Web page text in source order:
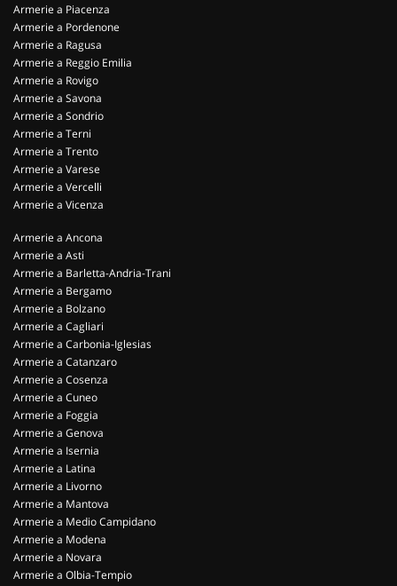
Armerie a Piacenza
Armerie a Pordenone
Armerie a Ragusa
Armerie a Reggio Emilia
Armerie a Rovigo
Armerie a Savona
Armerie a Sondrio
Armerie a Terni
Armerie a Trento
Armerie a Varese
Armerie a Vercelli
Armerie a Vicenza
Armerie a Ancona
Armerie a Asti
Armerie a Barletta-Andria-Trani
Armerie a Bergamo
Armerie a Bolzano
Armerie a Cagliari
Armerie a Carbonia-Iglesias
Armerie a Catanzaro
Armerie a Cosenza
Armerie a Cuneo
Armerie a Foggia
Armerie a Genova
Armerie a Isernia
Armerie a Latina
Armerie a Livorno
Armerie a Mantova
Armerie a Medio Campidano
Armerie a Modena
Armerie a Novara
Armerie a Olbia-Tempio